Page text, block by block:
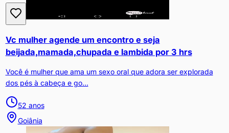
Vc mulher agende um encontro e seja
beijada,mamada,chupada e lambida por 3 hrs
Você é mulher que ama um sexo oral que adora ser explorada
dos pés à cabeça e go...
52 anos
Goiânia